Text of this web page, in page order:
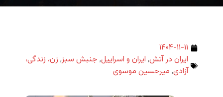
۱۴۰۴-۱۱-۱۱
ایران در آتش, ایران و اسراییل, جنبش سبز, زن، زندگی،
آزادی, میرحسین موسوی